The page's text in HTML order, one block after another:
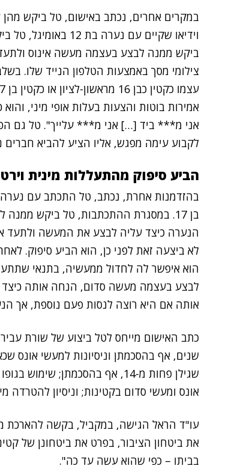
במקרים אחרים, נכתב באישום, טל ביקש
וידיאו שקיים עם
ביקש ממנה לבצע בעצמה מעשה אינוס
צילומי מסך באמצעות הטלפון הנייד שלו.
אמירות בוטות והצעות בעלות אופי מיני,
אני מ*** ביד […] אני מ*** עלייך". טל גם
לקבוע עימה מפגש, אליו הציע להביא חברים
הביע סיפוק מהתעללות מינית
בן 17. במסגרת ההתכתבות, טל ביקש
הנערה כיצד עליה לבצע את המעשה ולתעד
לא ביצעה זאת לפני כן, הוא הביע סיפוק.
הוא איפשר לה לחדול ממעשיה, בתנאי
לבצע בעצמה מעשה סדום, הנחה אותה כיצד
אותה אם היא רוצה לנסות פעם נוספת, אך
שנים, אף בהסכמתן וניסיונות למעשי אונס
שגילן פחות מ-14, אף בהסכמתן;
אונס ומעשי סדום בקטינות; וניסיון להטרדה
עו"ד הראל הגישה, במקביל, בקשה להארכת
את ביטחון הציבור, בפרט את ביטחונן של
בביתו – כפי שהוא עשה עד כה".